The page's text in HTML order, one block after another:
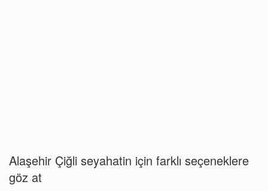
Alaşehir Çiğli seyahatin için farklı seçeneklere
göz at